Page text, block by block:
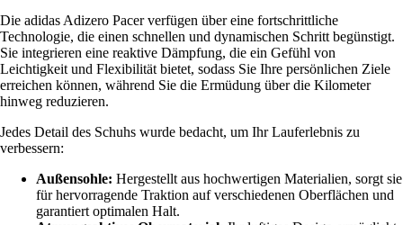
Die adidas Adizero Pacer verfügen über eine fortschrittliche
Technologie, die einen schnellen und dynamischen Schritt begünstigt.
Sie integrieren eine reaktive Dämpfung, die ein Gefühl von
Leichtigkeit und Flexibilität bietet, sodass Sie Ihre persönlichen Ziele
erreichen können, während Sie die Ermüdung über die Kilometer
hinweg reduzieren.
Jedes Detail des Schuhs wurde bedacht, um Ihr Lauferlebnis zu
verbessern:
Außensohle: Hergestellt aus hochwertigen Materialien, sorgt sie
für hervorragende Traktion auf verschiedenen Oberflächen und
garantiert optimalen Halt.